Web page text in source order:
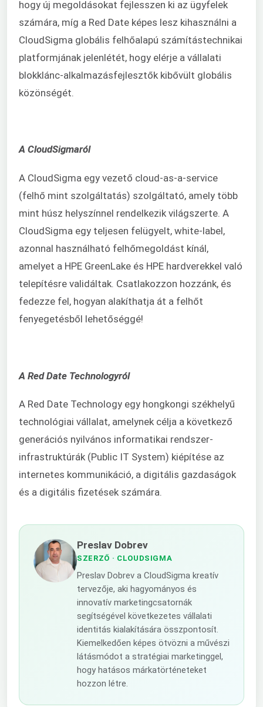
hogy új megoldásokat fejlesszen ki az ügyfelek
számára, míg a Red Date képes lesz kihasználni a
CloudSigma globális felhőalapú számítástechnikai
platformjának jelenlétét, hogy elérje a vállalati
blokklánc-alkalmazásfejlesztők kibővült globális
közönségét.
A CloudSigmaról
A CloudSigma egy vezető cloud-as-a-service
(felhő mint szolgáltatás) szolgáltató, amely több
mint húsz helyszínnel rendelkezik világszerte. A
CloudSigma egy teljesen felügyelt, white-label,
azonnal használható felhőmegoldást kínál,
amelyet a HPE GreenLake és HPE hardverekkel való
telepítésre validáltak. Csatlakozzon hozzánk, és
fedezze fel, hogyan alakíthatja át a felhőt
fenyegetésből lehetőséggé!
A Red Date Technologyról
A Red Date Technology egy hongkongi székhelyű
technológiai vállalat, amelynek célja a következő
generációs nyilvános informatikai rendszer-
infrastruktúrák (Public IT System) kiépítése az
internetes kommunikáció, a digitális gazdaságok
és a digitális fizetések számára.
Preslav Dobrev
SZERZŐ · CLOUDSIGMA
Preslav Dobrev a CloudSigma kreatív
tervezője, aki hagyományos és
innovatív marketingcsatornák
segítségével következetes vállalati
identitás kialakítására összpontosít.
Kiemelkedően képes ötvözni a művészi
látásmódot a stratégiai marketinggel,
hogy hatásos márkatörténeteket
hozzon létre.